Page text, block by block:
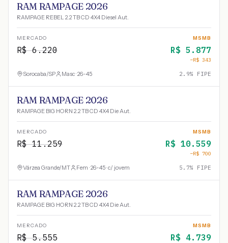
RAM RAMPAGE 2026
RAMPAGE REBEL 2.2 TB CD 4X4 Diesel Aut.
MERCADO
R$6.220
MSMB
R$ 5.877
−R$ 343
Sorocaba/SP Masc · 26-45 2.9% FIPE
RAM RAMPAGE 2026
RAMPAGE BIG HORN 2.2 TB CD 4X4 Die Aut.
MERCADO
R$11.259
MSMB
R$ 10.559
−R$ 700
Várzea Grande/MT Fem · 26-45 · c/ jovem 5.7% FIPE
RAM RAMPAGE 2026
RAMPAGE BIG HORN 2.2 TB CD 4X4 Die Aut.
MERCADO
R$5.555
MSMB
R$ 4.739